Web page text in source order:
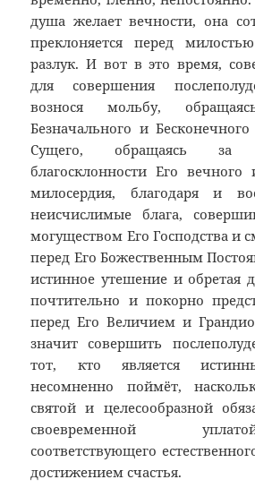
душа желает вечности, она
преклоняется перед
разлук. И вот в это время,
для совершения
вознося мольбу,
Безначального и
Сущего, обращаясь
благосклонности Его вечного
милосердия, благодаря и
неисчислимые блага,
могуществом Его Господства и
перед Его Божественным
истинное утешение и обретая
почтительно и покорно
перед Его Величием и
значит совершить
тот, кто является
несомненно поймёт,
святой и целесообразной
своевременной
соответствующего
достижением счастья.